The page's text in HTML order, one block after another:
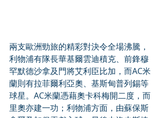
兩支歐洲勁旅的精彩對決令全場沸騰，
利物浦有隊長華基爾雲迪積克、前鋒穆
罕默德沙拿及門將艾利臣比加，而AC米
蘭則有拉菲爾利亞奧、基斯甸普列錫等
球星。AC米蘭憑藉奧卡科梅開二度，而
里奧亦建一功；利物浦方面，由蘇保斯